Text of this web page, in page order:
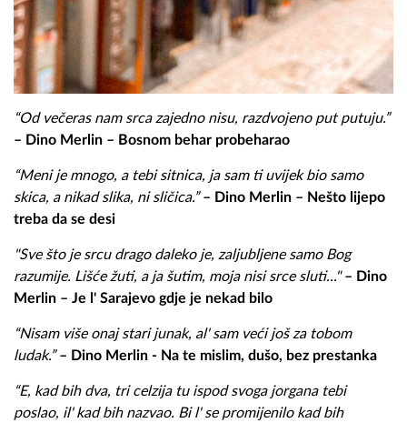
“Od večeras nam srca zajedno nisu, razdvojeno put putuju.”
– Dino Merlin – Bosnom behar probeharao
“Meni je mnogo, a tebi sitnica, ja sam ti uvijek bio samo
skica, a nikad slika, ni sličica.” – Dino Merlin – Nešto lijepo
treba da se desi
"Sve što je srcu drago daleko je, zaljubljene samo Bog
razumije. Lišće žuti, a ja šutim, moja nisi srce sluti..." – Dino
Merlin – Je l' Sarajevo gdje je nekad bilo
“Nisam više onaj stari junak, al' sam veći još za tobom
ludak.”– Dino Merlin - Na te mislim, dušo, bez prestanka
“E, kad bih dva, tri celzija tu ispod svoga jorgana tebi
poslao, il' kad bih nazvao. Bi l' se promijenilo kad bih